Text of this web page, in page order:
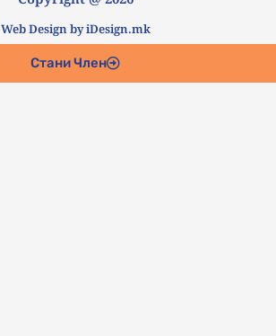
Web Design by iDesign.mk
Стани Член